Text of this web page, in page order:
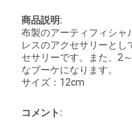
商品説明:
布製のアーティフィシャ
レスのアクセサリーとし
セサリーです。また、2
なブーケになります。
サイズ：12cm
コメント: